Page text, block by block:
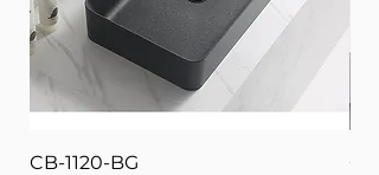
CB-1120-BG